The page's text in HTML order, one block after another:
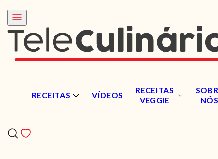
RECEITAS VÍDEOS
RECEITAS
VEGGIE
NÓS